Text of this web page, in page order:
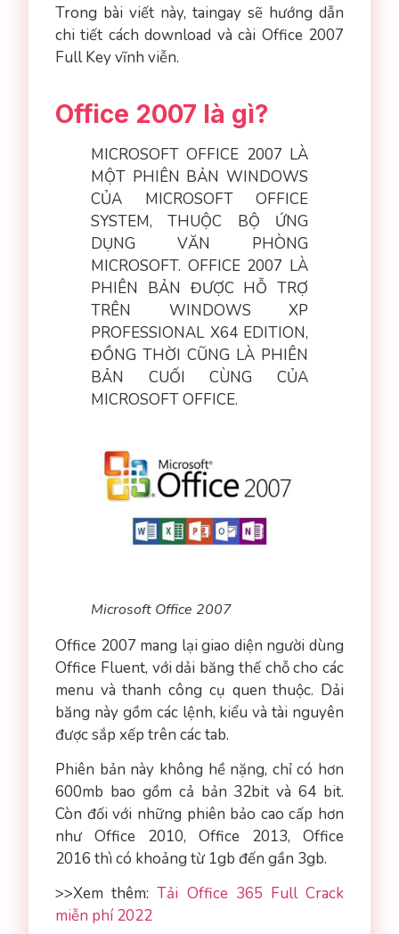
Trong bài viết này, taingay sẽ hướng dẫn
chi tiết cách download và cài Office 2007
Full Key vĩnh viễn.
Office 2007 là gì?
MICROSOFT OFFICE 2007 LÀ
MỘT PHIÊN BẢN WINDOWS
CỦA MICROSOFT OFFICE
SYSTEM, THUỘC BỘ ỨNG
DỤNG VĂN PHÒNG
MICROSOFT. OFFICE 2007 LÀ
PHIÊN BẢN ĐƯỢC HỖ TRỢ
TRÊN WINDOWS XP
PROFESSIONAL X64 EDITION,
ĐỒNG THỜI CŨNG LÀ PHIÊN
BẢN CUỐI CÙNG CỦA
MICROSOFT OFFICE.
Microsoft Office 2007
Office 2007 mang lại giao diện người dùng
Office Fluent, với dải băng thế chỗ cho các
menu và thanh công cụ quen thuộc. Dải
băng này gồm các lệnh, kiểu và tài nguyên
được sắp xếp trên các tab.
Phiên bản này không hề nặng, chỉ có hơn
600mb bao gồm cả bản 32bit và 64 bit.
Còn đối với những phiên bảo cao cấp hơn
như Office 2010, Office 2013, Office
2016 thì có khoảng từ 1gb đến gần 3gb.
>>Xem thêm:Tải Office 365 Full Crack
miễn phí 2022